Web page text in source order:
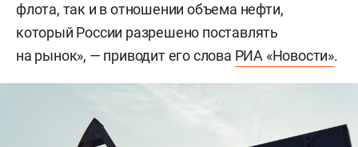
флота, так и в отношении объема нефти,
который России разрешено поставлять
на рынок», — приводит его слова РИА «Новости».